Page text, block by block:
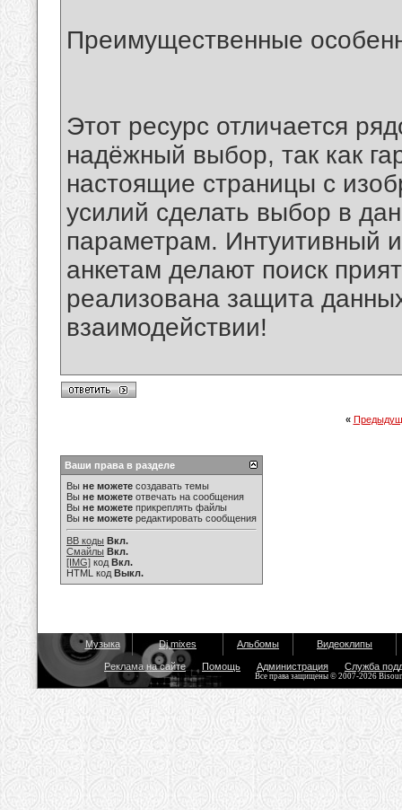
Преимущественные
Этот ресурс отличается
надёжный выбор, так как
настоящие страницы с
усилий сделать выбор в
параметрам. Интуитивный
анкетам делают поиск
реализована защита
взаимодействии!
«
Ваши права в разделе
Вы не можете создавать темы
Вы не можете отвечать на сообщения
Вы не можете прикреплять файлы
Вы не можете редактировать сообщения
BB коды Вкл.
Смайлы Вкл.
[IMG] код Вкл.
HTML код Выкл.
Музыка Dj mixes Альбомы Видеоклипы
Реклама на сайте Помощь Администрация Служба
Все права защищены © 2007-2026